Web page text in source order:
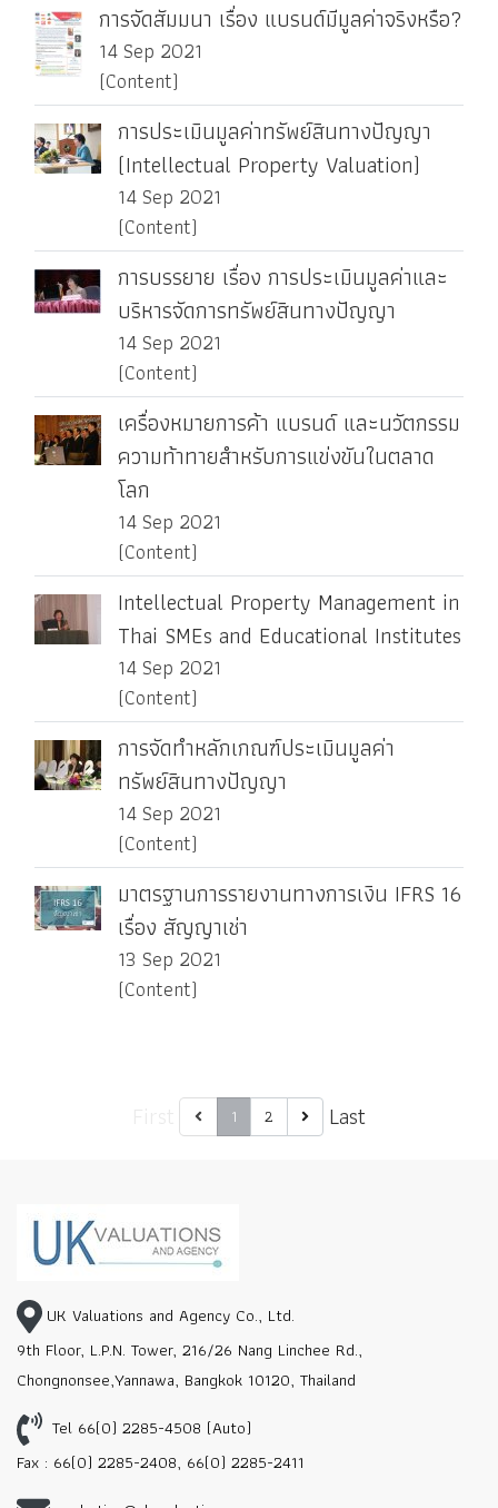
การจัดสัมมนา เรื่อง แบรนด์มีมูลค่าจริงหรือ?
14 Sep 2021
(Content)
การประเมินมูลค่าทรัพย์สินทางปัญญา
(Intellectual Property Valuation)
14 Sep 2021
(Content)
การบรรยาย เรื่อง การประเมินมูลค่าและ
บริหารจัดการทรัพย์สินทางปัญญา
14 Sep 2021
(Content)
เครื่องหมายการค้า แบรนด์ และนวัตกรรม
ความท้าทายสำหรับการแข่งขันในตลาด
โลก
14 Sep 2021
(Content)
Intellectual Property Management in
Thai SMEs and Educational Institutes
14 Sep 2021
(Content)
การจัดทำหลักเกณฑ์ประเมินมูลค่า
ทรัพย์สินทางปัญญา
14 Sep 2021
(Content)
มาตรฐานการรายงานทางการเงิน IFRS 16
เรื่อง สัญญาเช่า
13 Sep 2021
(Content)
1 2 Last
UK Valuations and Agency Co., Ltd.
9th Floor, L.P.N. Tower, 216/26 Nang Linchee Rd.,
Chongnonsee,Yannawa, Bangkok 10120, Thailand
Tel 66(0) 2285-4508 (Auto)
Fax : 66(0) 2285-2408, 66(0) 2285-2411